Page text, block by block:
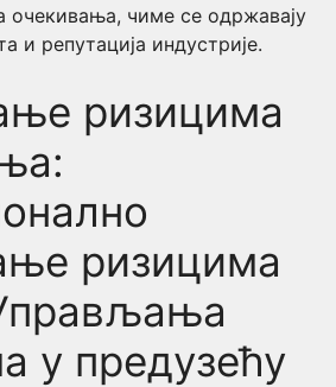
очекивања, чиме се одржавају
и репутација индустрије.
ризицима
ризицима
у предузећу